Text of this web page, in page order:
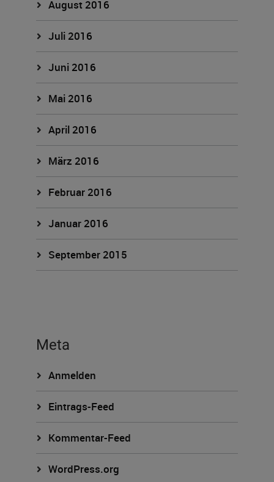
August 2016
Juli 2016
Juni 2016
Mai 2016
April 2016
März 2016
Februar 2016
Januar 2016
September 2015
Meta
Anmelden
Eintrags-Feed
Kommentar-Feed
WordPress.org